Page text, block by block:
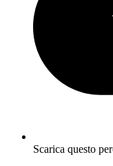
Scarica questo